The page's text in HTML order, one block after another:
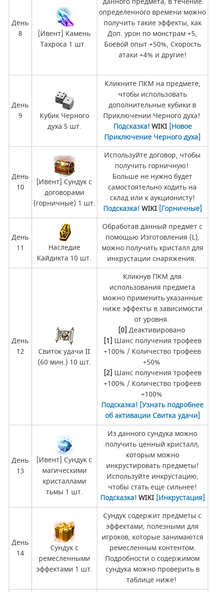
День
8
[Ивент] Камень
Тахроса 1 шт.
определенного времени можно
получить такие эффекты, как
Доп. урон по монстрам +5,
Боевой опыт +50%, Скорость
атаки +4% и другие!
День
9
Кубик Черного
духа 5 шт.
Кликните ПКМ на предмете,
чтобы использовать
дополнительные кубики в
Приключении Черного духа!
Подсказка!WIKI [Новое
Приключение Черного духа]
День
10
[Ивент] Сундук с
договорами
(горничные) 1 шт.
Используйте договор, чтобы
получить горничную!
Больше не нужно будет
самостоятельно ходить на
склад или к аукционисту!
Подсказка!WIKI [Горничные]
День
11
Наследие
Кайдикта 10 шт.
Обработав данный предмет с
помощью Изготовления (L),
можно получить кристалл для
инкрустации снаряжения.
День
12
Свиток удачи II
(60 мин.) 10 шт.
Кликнув ПКМ для
использования предмета
можно применить указанные
ниже эффекты в зависимости
от уровня.
[0] Деактивировано
[1] Шанс получения трофеев
+100% / Количество трофеев
+50%
[2] Шанс получения трофеев
+100% / Количество трофеев
+100%
Подсказка! [Узнать подробнее
об активации Свитка удачи]
День
13
[Ивент] Сундук с
магическими
кристаллами
тьмы 1 шт.
Из данного сундука можно
получить ценный кристалл,
которым можно
инкрустировать предметы!
Используйте инкрустацию,
чтобы стать еще сильнее!
Подсказка!WIKI [Инкрустация]
День
14
Сундук с
ремесленными
эффектами 1 шт.
Сундук содержит предметы с
эффектами, полезными для
игроков, которые занимаются
ремесленным контентом.
Подробности о содержимом
сундука можно проверить в
таблице ниже!